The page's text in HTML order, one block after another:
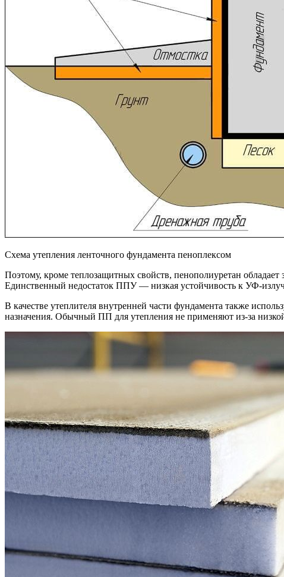
Схема утепления ленточного фундамента пеноплексом
Поэтому, кроме теплозащитных свойств, пенополиуретан
Единственный недостаток ППУ — низкая устойчивость к УФ-
В качестве утеплителя внутренней части фундамента также
назначения. Обычный ПП для утепления не применяют из-за